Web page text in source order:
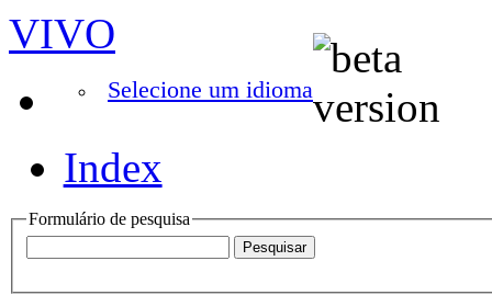
VIVO
Selecione um idioma
Index
Formulário de pesquisa